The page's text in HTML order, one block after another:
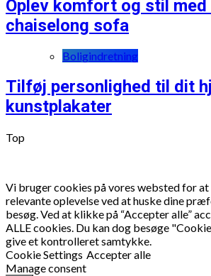
Oplev komfort og stil med
chaiselong sofa
Boligindretning
Tilføj personlighed til dit
kunstplakater
Top
Vi bruger cookies på vores websted for at
relevante oplevelse ved at huske dine
besøg. Ved at klikke på “Accepter alle”
ALLE cookies. Du kan dog besøge
give et kontrolleret samtykke.
Cookie Settings Accepter alle
Manage consent